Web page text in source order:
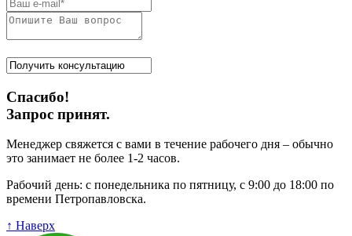
Спасибо!
Запрос принят.
Менеджер свяжется с вами в течение рабочего дня – обычно
это занимает не более 1-2 часов.
Рабочий день: с понедельника по пятницу, с 9:00 до 18:00 по
времени Петропавловска.
↑ Наверх